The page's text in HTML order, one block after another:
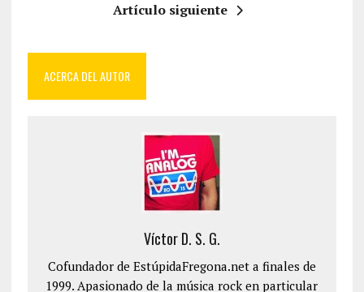
Artículo siguiente
ACERCA DEL AUTOR
Víctor D. S. G.
Cofundador de EstúpidaFregona.net a finales de
1999. Apasionado de la música rock en particular